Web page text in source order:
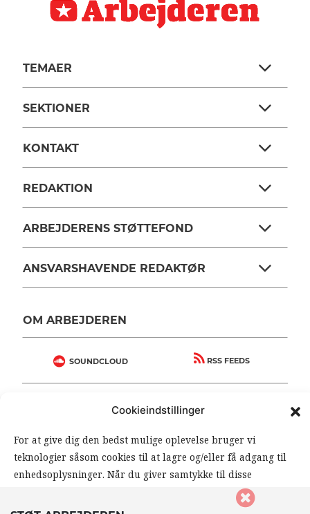
Cookieindstillinger
For at give dig den bedst mulige oplevelse bruger vi
teknologier såsom cookies til at lagre og/eller få adgang til
enhedsoplysninger. Når du giver samtykke til disse
teknologier, giver du os mulighed for at behandle data såsom
din browseradfærd eller unikke ID’er på dette website. Hvis
TEMAER
SEKTIONER
KONTAKT
REDAKTION
ARBEJDERENS STØTTEFOND
ANSVARSHAVENDE REDAKTØR
OM ARBEJDEREN
SOUNDCLOUD RSS FEEDS
FØLG ARBEJDEREN
| |